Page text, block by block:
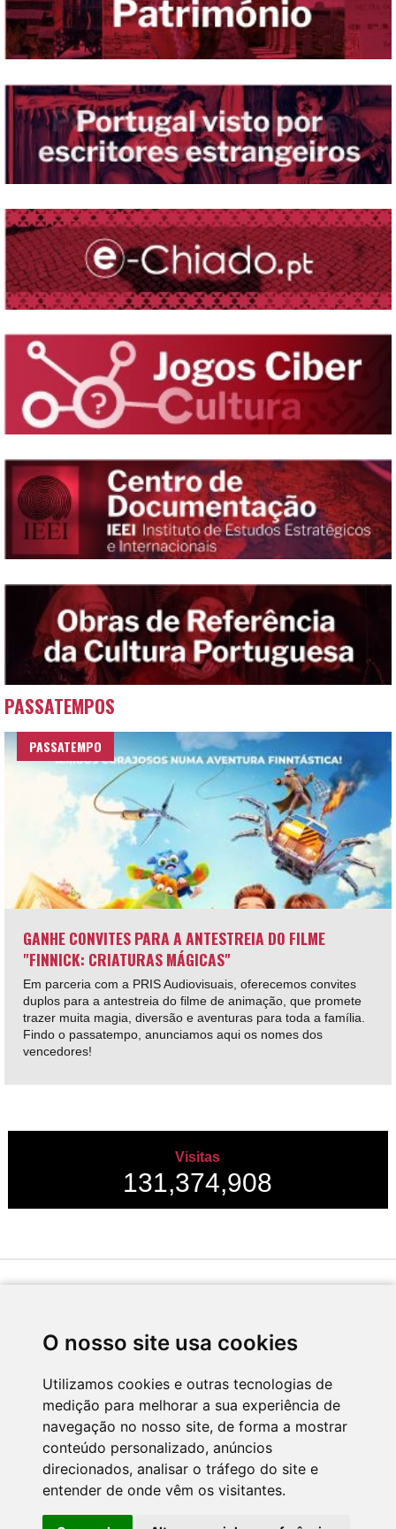
O nosso site usa cookies
Utilizamos cookies e outras tecnologias de
medição para melhorar a sua experiência de
navegação no nosso site, de forma a mostrar
conteúdo personalizado, anúncios
direcionados, analisar o tráfego do site e
entender de onde vêm os visitantes.
PASSATEMPOS
PASSATEMPO
GANHE CONVITES PARA A ANTESTREIA DO FILME
"FINNICK: CRIATURAS MÁGICAS"
Em parceria com a PRIS Audiovisuais, oferecemos convites
duplos para a antestreia do filme de animação, que promete
trazer muita magia, diversão e aventuras para toda a família.
Findo o passatempo, anunciamos aqui os nomes dos
vencedores!
Visitas
131,374,908